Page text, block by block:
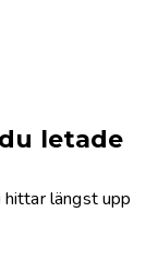
letade
längst upp